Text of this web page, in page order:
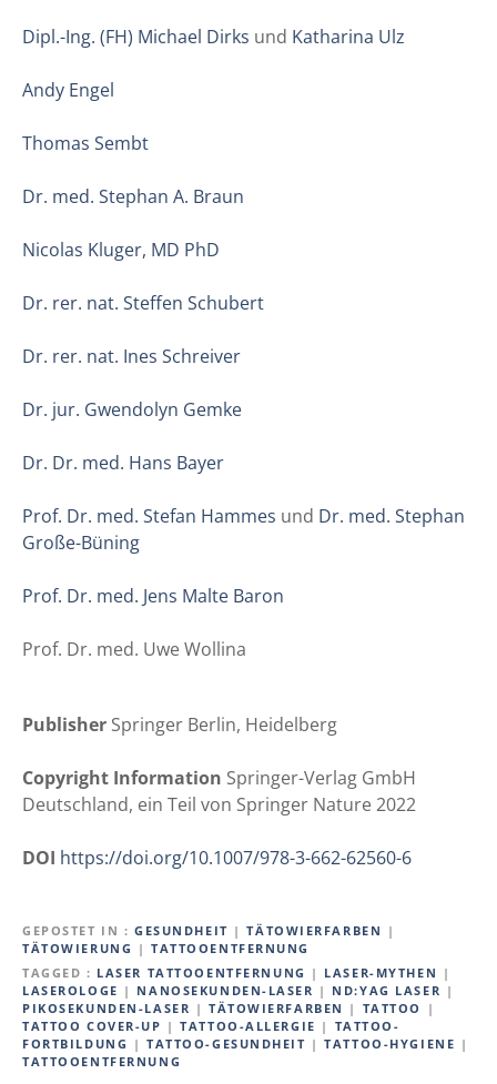
Dipl.-Ing. (FH) Michael Dirks und Katharina Ulz
Andy Engel
Thomas Sembt
Dr. med. Stephan A. Braun
Nicolas Kluger, MD PhD
Dr. rer. nat. Steffen Schubert
Dr. rer. nat. Ines Schreiver
Dr. jur. Gwendolyn Gemke
Dr. Dr. med. Hans Bayer
Prof. Dr. med. Stefan Hammes und Dr. med. Stephan
Große-Büning
Prof. Dr. med. Jens Malte Baron
Prof. Dr. med. Uwe Wollina
Publisher Springer Berlin, Heidelberg
Copyright Information Springer-Verlag GmbH
Deutschland, ein Teil von Springer Nature 2022
DOI https://doi.org/10.1007/978-3-662-62560-6
GEPOSTET IN GESUNDHEIT |TÄTOWIERFARBEN |
TÄTOWIERUNG | TATTOOENTFERNUNG
TAGGED
LASER TATTOOENTFERNUNG | LASER-MYTHEN |
LASEROLOGE | NANOSEKUNDEN-LASER | ND:YAG LASER |
PIKOSEKUNDEN-LASER | TÄTOWIERFARBEN | TATTOO
|
TATTOO COVER-UP |TATTOO-ALLERGIE | TATTOO-
FORTBILDUNG | TATTOO-GESUNDHEIT |TATTOO-HYGIENE |
TATTOOENTFERNUNG